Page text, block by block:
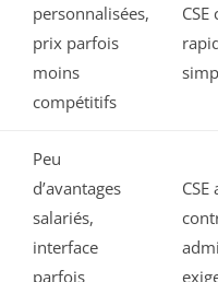
personnalisées,
prix parfois
moins
compétitifs
Peu
d’avantages
salariés,
interface
parfois
CSE